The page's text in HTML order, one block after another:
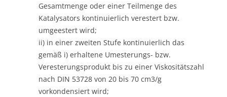
Gesamtmenge oder einer Teilmenge des
Katalysators kontinuierlich verestert bzw.
umgeestert wird;
ii) in einer zweiten Stufe kontinuierlich das
gemäß i) erhaltene Umesterungs- bzw.
Veresterungsprodukt bis zu einer Viskositätszahl
nach DIN 53728 von 20 bis 70 cm3/g
vorkondensiert wird;